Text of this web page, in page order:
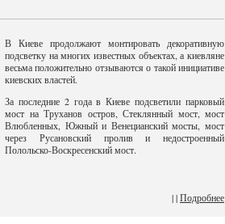
В Киеве продолжают монтировать декоративную
подсветку на многих известных объектах, а киевляне
весьма положительно отзываются о такой инициативе
киевских властей.
За последние 2 года в Киеве подсветили парковый
мост на Труханов остров, Стеклянный мост, мост
Влюбленных, Южный и Венецианский мосты, мост
через Русановский пролив и недостроенный
Полольско-Воскресенский мост.
| |Подробнее